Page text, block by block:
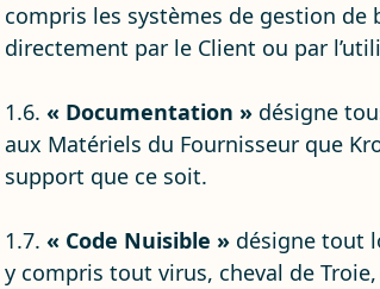
compris les systèmes de gestion de
directement par le Client ou par
1.6. « Documentation » désigne
aux Matériels du Fournisseur que
support que ce soit.
1.7. « Code Nuisible » désigne tout
y compris tout virus, cheval de